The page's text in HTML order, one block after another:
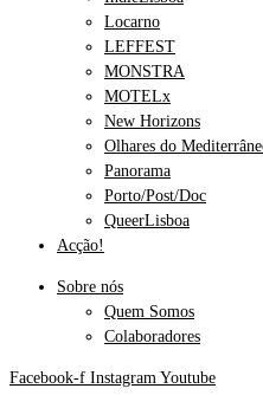
Locarno
LEFFEST
MONSTRA
MOTELx
New Horizons
Olhares do
Panorama
Porto/Post/Doc
QueerLisboa
Acção!
Sobre nós
Quem Somos
Colaboradores
Facebook-f Instagram Youtube